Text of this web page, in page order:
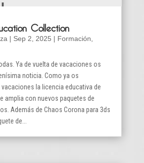
Collection
| Sep 2, 2025 | Formación
Ya de vuelta de vacaciones os
noticia. Como ya os
la licencia educativa de
amplia con nuevos paquetes de
Además de Chaos Corona para 3ds
de...